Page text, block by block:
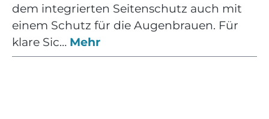
dem integrierten Seitenschutz auch mit
einem Schutz für die Augenbrauen. Für
klare Sic… Mehr